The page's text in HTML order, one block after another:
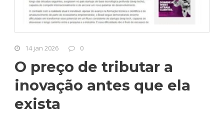
14 jan 2026 0
O preço de tributar a
inovação antes que ela
exista